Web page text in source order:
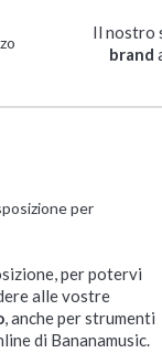
Il nostro
brand
per
per potervi
alle vostre
, anche per strumenti
di Bananamusic.